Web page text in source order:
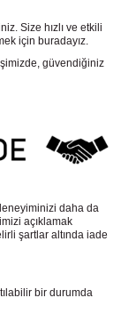
Size hızlı ve etkili
için buradayız.
güvendiğiniz
daha da
açıklamak
şartlar altında iade
bir durumda